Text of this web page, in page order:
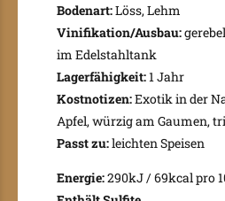
Bodenart:Löss, Lehm
Vinifikation/Ausbau:
im Edelstahltank
Lagerfähigkeit:1 Jahr
Kostnotizen:Exotik in der
Apfel, würzig am Gaumen,
Passt zu:leichten Speisen
Energie:290kJ / 69kcal pro